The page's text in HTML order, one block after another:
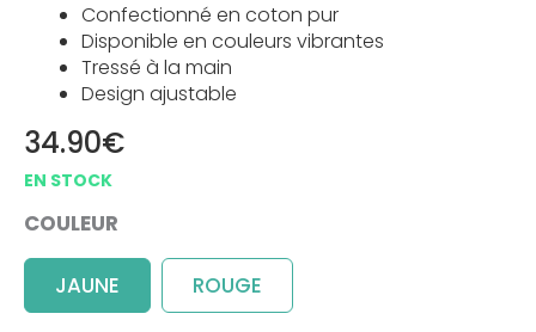
Confectionné en coton pur
Disponible en couleurs vibrantes
Tressé à la main
Design ajustable
34.90€
COULEUR
JAUNE ROUGE